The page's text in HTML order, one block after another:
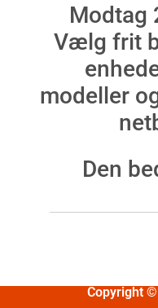
Modtag
Vælg frit
modeller
Den
Copyright